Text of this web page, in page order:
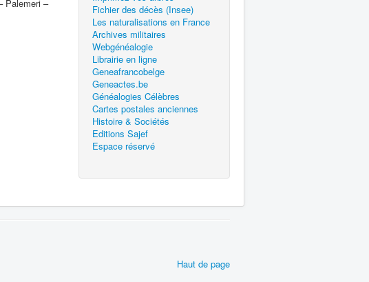
Palemeri –
Fichier des décès (Insee)
Les naturalisations en France
Archives militaires
Webgénéalogie
Librairie en ligne
Geneafrancobelge
Geneactes.be
Généalogies Célèbres
Cartes postales anciennes
Histoire & Sociétés
Editions Sajef
Espace réservé
Haut de page